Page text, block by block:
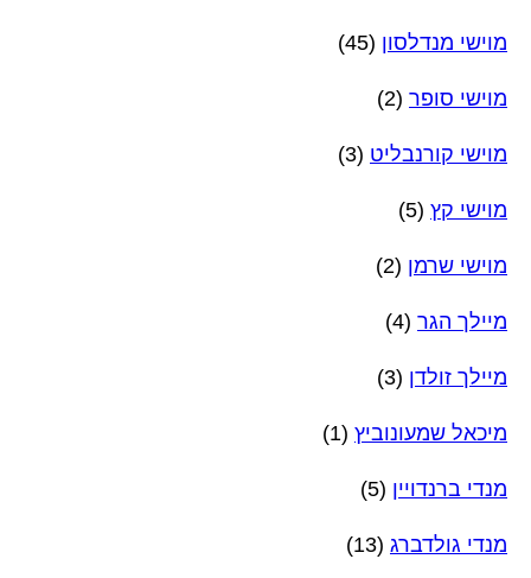
מוישי מנדלסון (45)
מוישי סופר (2)
מוישי קורנבליט (3)
מוישי קץ (5)
מוישי שרמן (2)
מיילך הגר (4)
מיילך זולדן (3)
מיכאל שמעונוביץ (1)
מנדי ברנדויין (5)
מנדי גולדברג (13)